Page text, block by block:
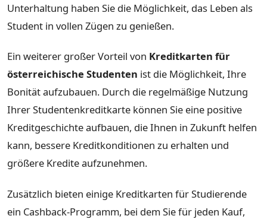
Unterhaltung haben Sie die Möglichkeit, das Leben als
Student in vollen Zügen zu genießen.
Ein weiterer großer Vorteil von Kreditkarten für
österreichische Studenten ist die Möglichkeit, Ihre
Bonität aufzubauen. Durch die regelmäßige Nutzung
Ihrer Studentenkreditkarte können Sie eine positive
Kreditgeschichte aufbauen, die Ihnen in Zukunft helfen
kann, bessere Kreditkonditionen zu erhalten und
größere Kredite aufzunehmen.
Zusätzlich bieten einige Kreditkarten für Studierende
ein Cashback-Programm, bei dem Sie für jeden Kauf,